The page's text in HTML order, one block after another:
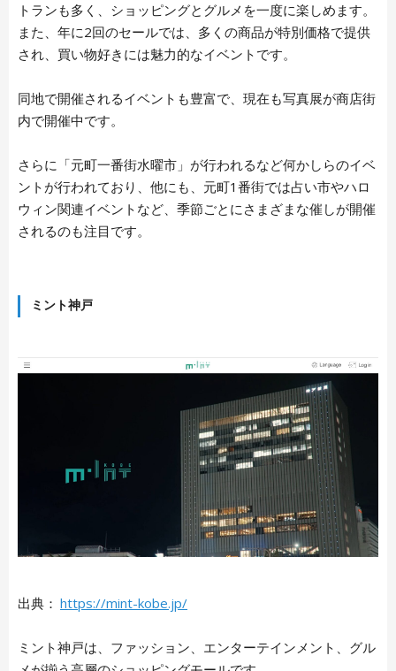
トランも多く、ショッピングとグルメを一度に楽しめます。
また、年に2回のセールでは、多くの商品が特別価格で提供
され、買い物好きには魅力的なイベントです。
同地で開催されるイベントも豊富で、現在も写真展が商店街
内で開催中です。
さらに「元町一番街水曜市」が行われるなど何かしらのイベ
ントが行われており、他にも、元町1番街では占い市やハロ
ウィン関連イベントなど、季節ごとにさまざまな催しが開催
されるのも注目です。
ミント神戸
出典： https://mint-kobe.jp/
ミント神戸は、ファッション、エンターテインメント、グル
English
中文简体
Español
Indonesian
ARTICLE LIST